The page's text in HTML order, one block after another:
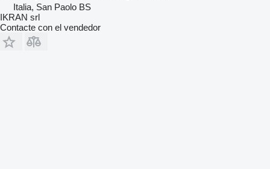
Italia, San Paolo BS
IKRAN srl
Contacte con el vendedor